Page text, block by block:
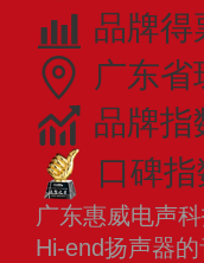
品牌得
广东省
品牌指
口碑
广东惠威电声
Hi-end扬声器